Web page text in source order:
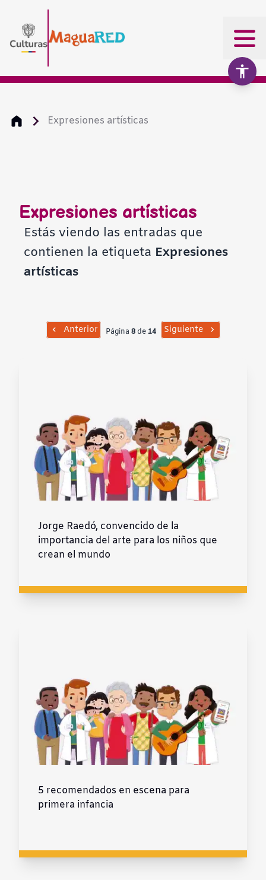
Expresiones artísticas
Expresiones artísticas
Estás viendo las entradas que
contienen la etiqueta Expresiones
artísticas
Anterior Página 8de14 Siguiente
Jorge Raedó, convencido de la
importancia del arte para los niños que
crean el mundo
5 recomendados en escena para
primera infancia
Escala de grises
Alto contraste
Restablecer